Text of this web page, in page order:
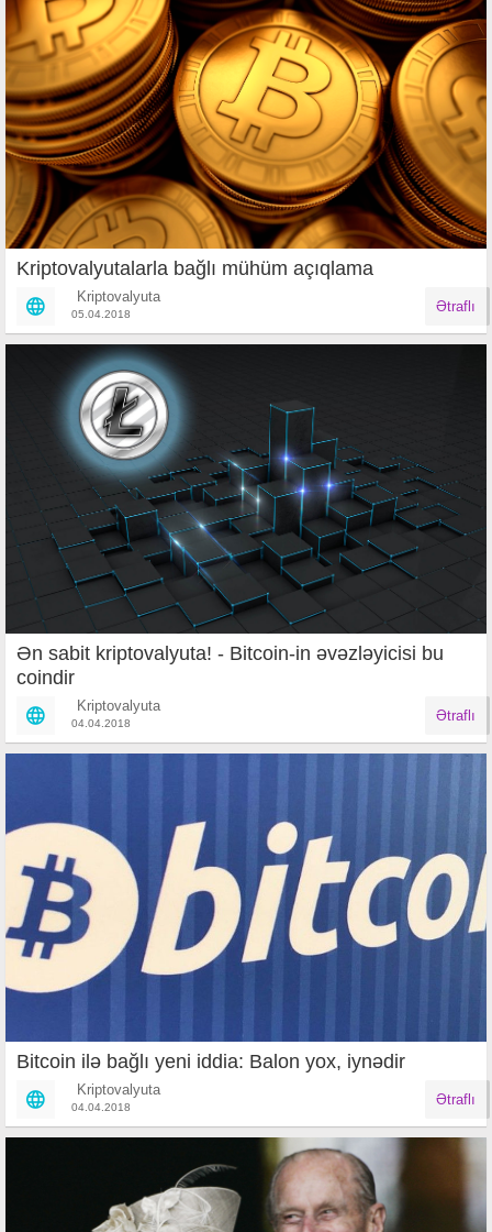
Kriptovalyutalarla bağlı mühüm açıqlama
Kriptovalyuta
05.04.2018 Ətraflı
Ən sabit kriptovalyuta! - Bitcoin-in əvəzləyicisi bu
coindir
Kriptovalyuta
04.04.2018 Ətraflı
Bitcoin ilə bağlı yeni iddia: Balon yox, iynədir
Kriptovalyuta
04.04.2018 Ətraflı